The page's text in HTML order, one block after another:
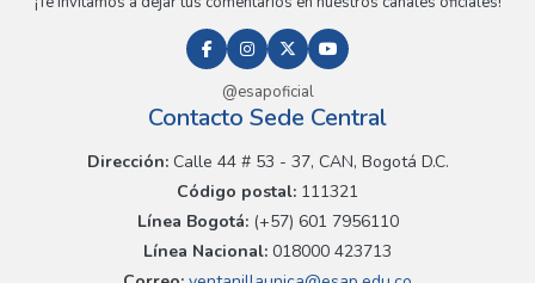
@esapoficial
Contacto Sede Central
Dirección:Calle 44 # 53 - 37, CAN, Bogotá D.C.
Código postal: 111321
Línea Bogotá:(+57) 601 7956110
Línea Nacional: 018000 423713